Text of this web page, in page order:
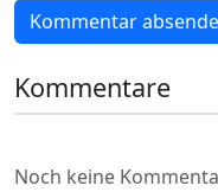
Kommentar
Kommentare
Noch keine